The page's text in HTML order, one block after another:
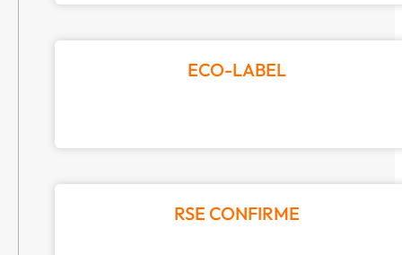
ECO-LABEL
RSE CONFIRME